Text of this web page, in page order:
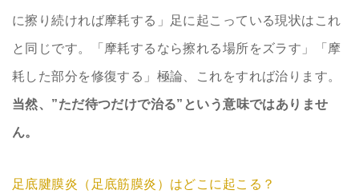
に擦り続ければ摩耗する」足に起こっている現状はこれ
と同じです。「摩耗するなら擦れる場所をズラす」「摩
耗した部分を修復する」極論、これをすれば治ります。
当然、”ただ待つだけで治る”という意味ではありませ
ん。
足底腱膜炎（足底筋膜炎）はどこに起こる？